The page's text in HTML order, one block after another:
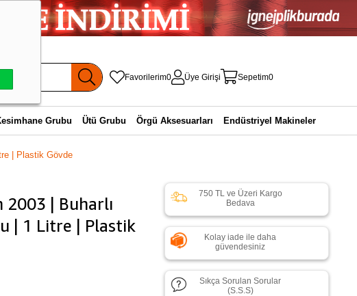
Favorilerim0 Üye Girişi Sepetim0
Grubu Ütü Grubu Örgü Aksesuarları Endüstriyel Makineler
| Plastik Gövde
| Buharlı
| 1 Litre | Plastik
750 TL ve Üzeri Kargo
Bedava
Kolay iade ile daha
güvendesiniz
Sıkça Sorulan Sorular
(S.S.S)